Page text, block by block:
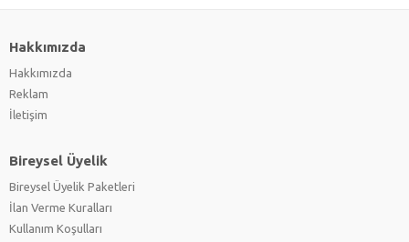
Hakkımızda
Hakkımızda
Reklam
İletişim
Bireysel Üyelik
Bireysel Üyelik Paketleri
İlan Verme Kuralları
Kullanım Koşulları